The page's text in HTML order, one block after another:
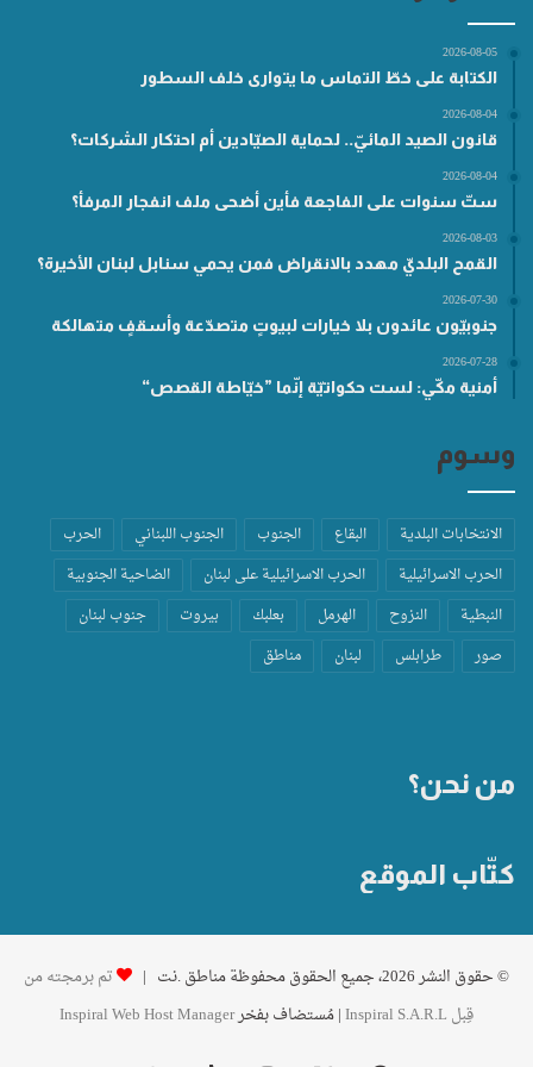
2026-08-05
الكتابة على خطّ التماس ما يتوارى خلف السطور
2026-08-04
قانون الصيد المائيّ.. لحماية الصيّادين أم احتكار الشركات؟
2026-08-04
ستّ سنوات على الفاجعة فأين أضحى ملف انفجار المرفأ؟
2026-08-03
القمح البلديّ مهدد بالانقراض فمن يحمي سنابل لبنان الأخيرة؟
2026-07-30
جنوبيّون عائدون بلا خيارات لبيوتٍ متصدّعة وأسقفٍ متهالكة
2026-07-28
أمنية مكّي: لست حكواتيّة إنّما ”خيّاطة القصص“
وسوم
الانتخابات البلدية البقاع الجنوب الجنوب اللبناني
الحرب
الحرب الاسرائيلية
الحرب الاسرائيلية على لبنان
الضاحية الجنوبية
النبطية
النزوح الهرمل بعلبك بيروت
جنوب لبنان
صور
طرابلس لبنان مناطق
من نحن؟
كتّاب الموقع
© حقوق النشر 2026، جميع الحقوق محفوظة مناطق .نت |
تم برمجته من
قِبل Inspiral S.A.R.L
| مُستضاف بفخرInspiral Web Host Manager